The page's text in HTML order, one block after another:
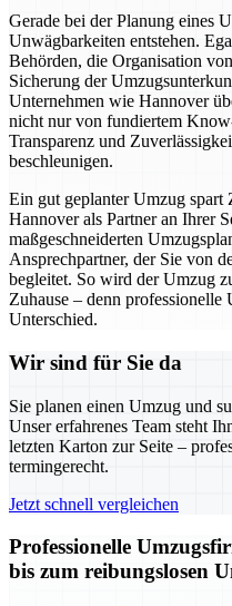
Gerade bei der Planung eines
Unwägbarkeiten entstehen.
Behörden, die Organisation
Sicherung der
Unternehmen wie Hannover
nicht nur von fundiertem
Transparenz und
beschleunigen.
Ein gut geplanter Umzug
Hannover als Partner an Ihrer
maßgeschneiderten
Ansprechpartner, der Sie von
begleitet. So wird der Umzug
Zuhause – denn professionelle
Unterschied.
Wir sind für Sie da
Sie planen einen Umzug und
Unser erfahrenes Team steht
letzten Karton zur Seite –
termingerecht.
Jetzt schnell vergleichen
Professionelle
bis zum reibungslosen